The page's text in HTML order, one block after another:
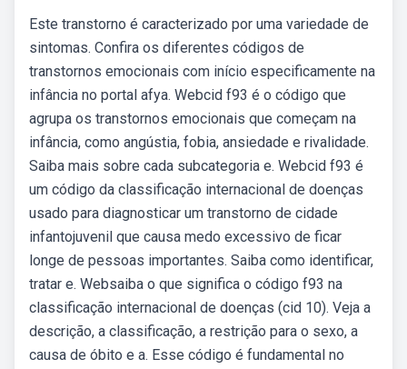
Este transtorno é caracterizado por uma variedade de
sintomas. Confira os diferentes códigos de
transtornos emocionais com início especificamente na
infância no portal afya. Webcid f93 é o código que
agrupa os transtornos emocionais que começam na
infância, como angústia, fobia, ansiedade e rivalidade.
Saiba mais sobre cada subcategoria e. Webcid f93 é
um código da classificação internacional de doenças
usado para diagnosticar um transtorno de cidade
infantojuvenil que causa medo excessivo de ficar
longe de pessoas importantes. Saiba como identificar,
tratar e. Websaiba o que significa o código f93 na
classificação internacional de doenças (cid 10). Veja a
descrição, a classificação, a restrição para o sexo, a
causa de óbito e a. Esse código é fundamental no